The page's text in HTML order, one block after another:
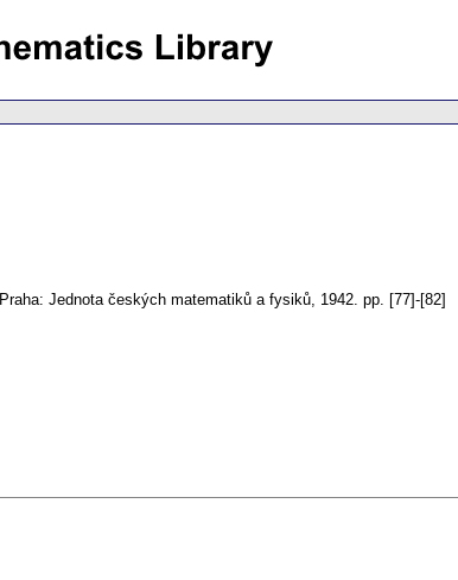
Praha: Jednota českých matematiků a fysiků, 1942. pp. [77]-[82]